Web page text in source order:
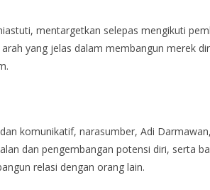
mentargetkan selepas mengikuti
yang jelas dalam membangun merek
komunikatif, narasumber, Adi
dan pengembangan potensi diri, serta
relasi dengan orang lain.